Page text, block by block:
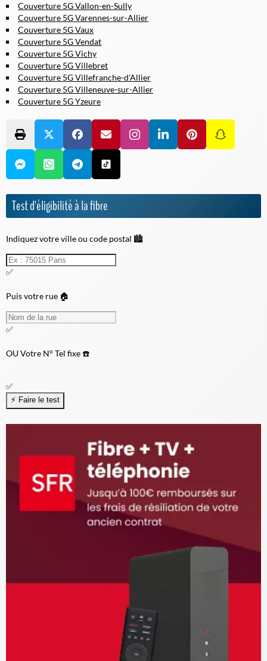
Couverture 5G Vallon-en-Sully
Couverture 5G Varennes-sur-Allier
Couverture 5G Vaux
Couverture 5G Vendat
Couverture 5G Vichy
Couverture 5G Villebret
Couverture 5G Villefranche-d'Allier
Couverture 5G Villeneuve-sur-Allier
Couverture 5G Yzeure
Test d'éligibilité à la fibre
Indiquez votre ville ou code postal 🏙️
✅
Puis votre rue 🏠
✅
OUVotre N° Tel fixe ☎️
✅